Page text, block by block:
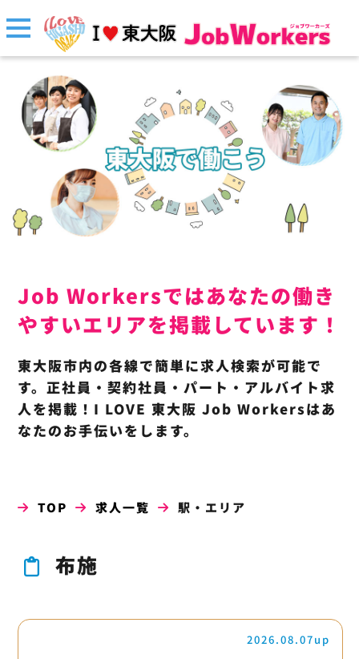
Job Workersではあなたの働き
やすいエリアを掲載しています！
東大阪市内の各線で簡単に求人検索が可能で
す。正社員・契約社員・パート・アルバイト求
人を掲載！I LOVE 東大阪 Job Workersはあ
なたのお手伝いをします。
TOP 求人一覧 駅・エリア
布施
2026.08.07up